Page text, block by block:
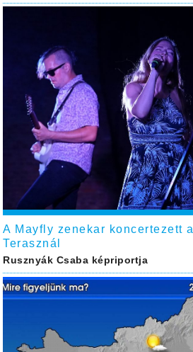
A Mayfly zenekar koncertezett
Terasznál
Rusznyák Csaba képriportja